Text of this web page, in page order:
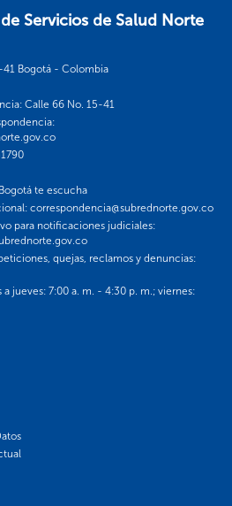
Servicios de Salud Norte
Bogotá - Colombia
Calle 66 No. 15-41
te escucha
correspondencia@subrednorte.gov.co
para notificaciones judiciales:
quejas, reclamos y denuncias:
jueves: 7:00 a. m. - 4:30 p. m.; viernes: